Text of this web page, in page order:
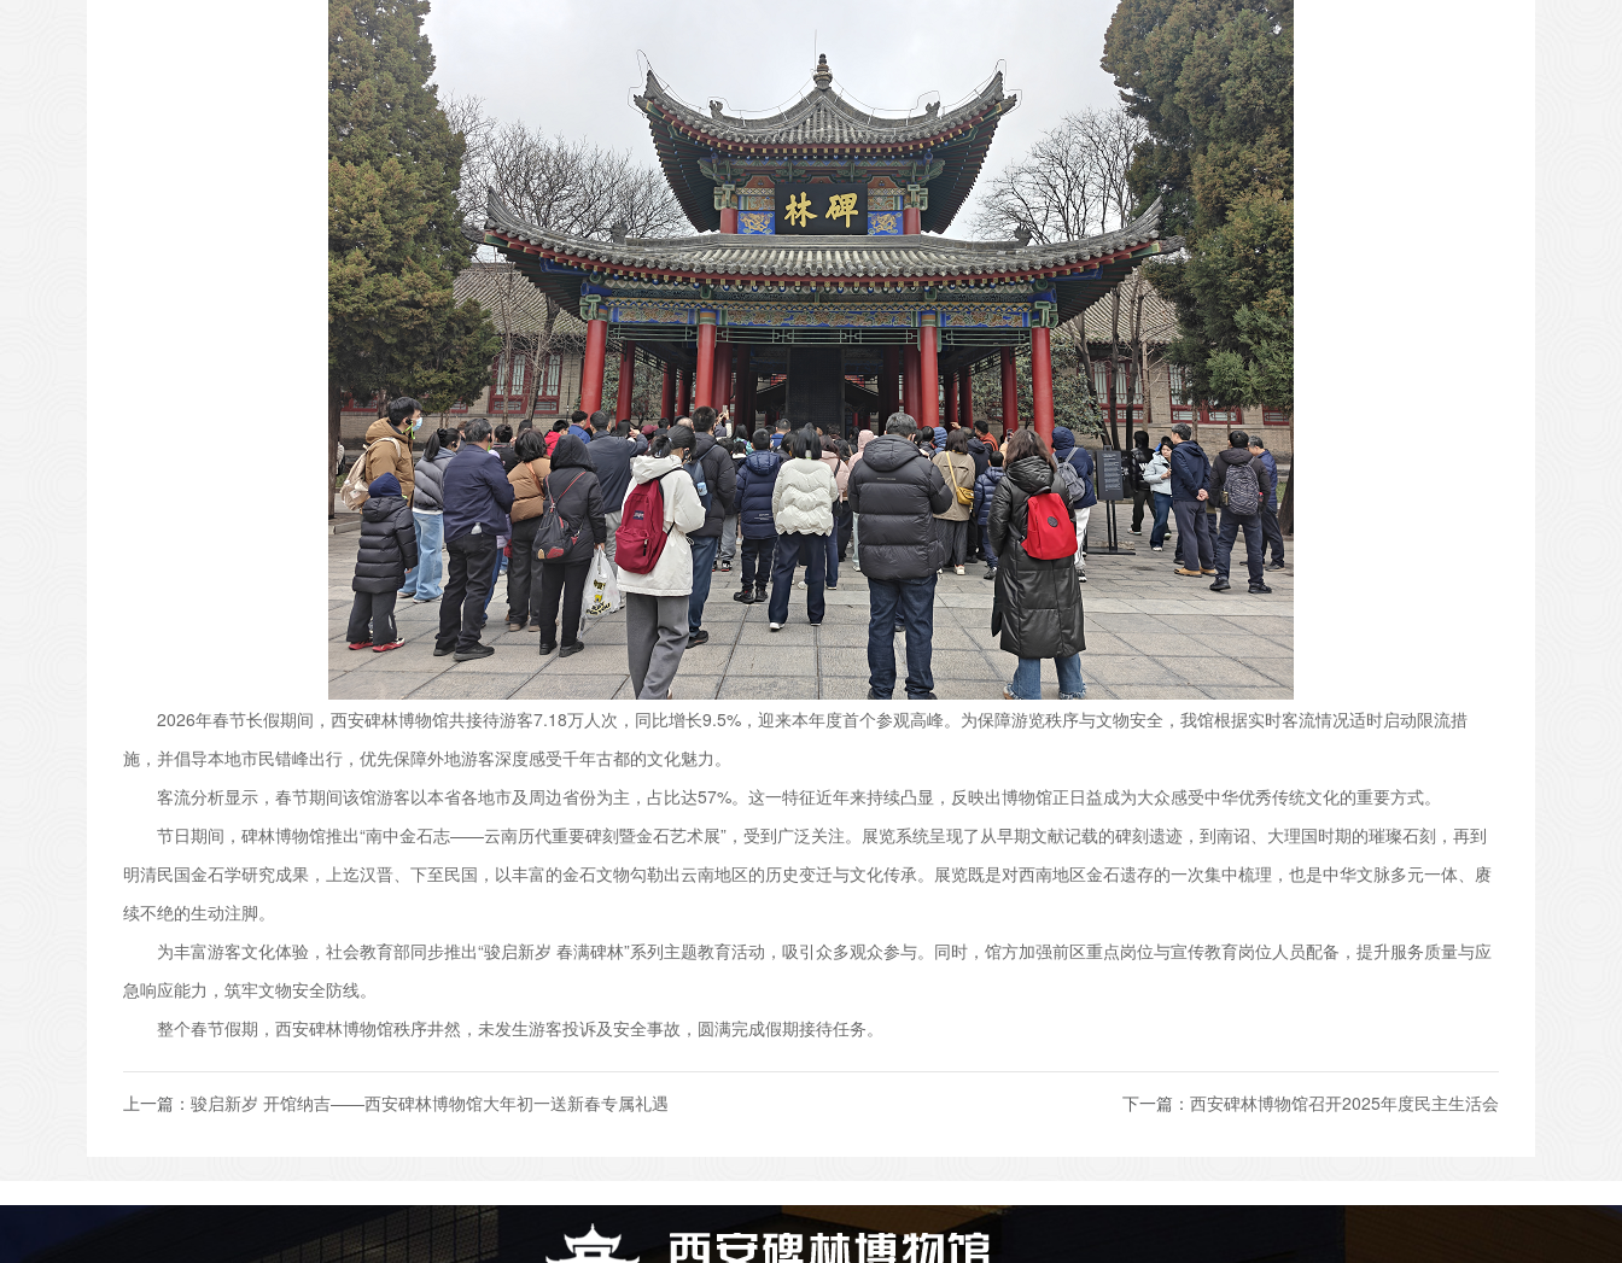
2026年春节长假期间，西安碑林博物馆共接待游客7.18万人次，同比增长9.5%，迎来本年度首个参观高峰。为保障游览秩序与文物安全，我馆根据实时客流情况适时启动限流措
施，并倡导本地市民错峰出行，优先保障外地游客深度感受千年古都的文化魅力。
客流分析显示，春节期间该馆游客以本省各地市及周边省份为主，占比达57%。这一特征近年来持续凸显，反映出博物馆正日益成为大众感受中华优秀传统文化的重要方式。
节日期间，碑林博物馆推出“南中金石志——云南历代重要碑刻暨金石艺术展”，受到广泛关注。展览系统呈现了从早期文献记载的碑刻遗迹，到南诏、大理国时期的璀璨石刻，再到
明清民国金石学研究成果，上迄汉晋、下至民国，以丰富的金石文物勾勒出云南地区的历史变迁与文化传承。展览既是对西南地区金石遗存的一次集中梳理，也是中华文脉多元一体、赓
续不绝的生动注脚。
为丰富游客文化体验，社会教育部同步推出“骏启新岁 春满碑林”系列主题教育活动，吸引众多观众参与。同时，馆方加强前区重点岗位与宣传教育岗位人员配备，提升服务质量与应
急响应能力，筑牢文物安全防线。
整个春节假期，西安碑林博物馆秩序井然，未发生游客投诉及安全事故，圆满完成假期接待任务。
上一篇： 骏启新岁 开馆纳吉——西安碑林博物馆大年初一送新春专属礼遇 下一篇： 西安碑林博物馆召开2025年度民主生活会